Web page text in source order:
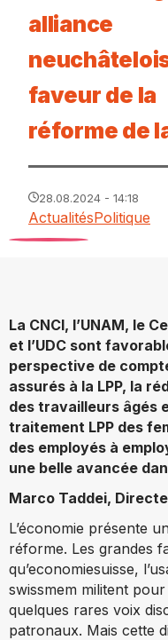
alliance
faveur de la
réforme de
28.08.2024 - 14:18
ActualitésPolitique
La CNCI, l’UNAM, le
et l’UDC sont
perspective de
assurés à la LPP, la
des travailleurs âgés
traitement LPP des
des employés à
une belle avancée
Marco Taddei,
L’économie présente
réforme. Les grandes
qu’economiesuisse,
swissmem militent
quelques rares voix
patronaux. Mais cette